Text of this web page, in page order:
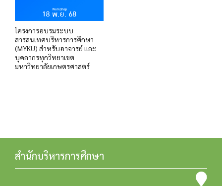
โครงการอบรมระบบ
สารสนเทศบริหารการศึกษา
(MYKU) สำหรับอาจารย์ และ
บุคลากรทุกวิทยาเขต
มหาวิทยาลัยเกษตรศาสตร์
สำนักบริหารการศึกษา